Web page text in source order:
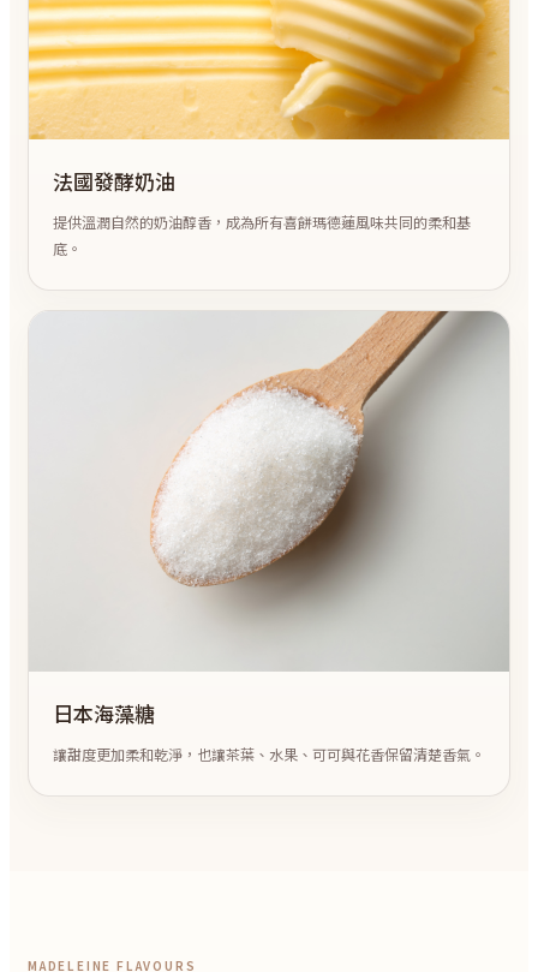
法國發酵奶油
提供溫潤自然的奶油醇香，成為所有喜餅瑪德蓮風味共同的柔和基
底。
日本海藻糖
讓甜度更加柔和乾淨，也讓茶葉、水果、可可與花香保留清楚香氣。
MADELEINE FLAVOURS